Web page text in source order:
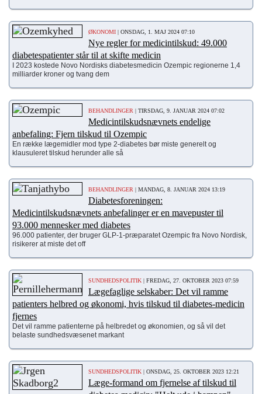
ØKONOMI | ONSDAG, 1. MAJ 2024 07:10
Nye regler for medicintilskud: 49.000
diabetespatienter står til at skifte medicin
I 2023 kostede Novo Nordisks diabetesmedicin Ozempic regionerne 1,4
milliarder kroner og tvang dem
BEHANDLINGER | TIRSDAG, 9. JANUAR 2024 07:02
Medicintilskudsnævnets endelige
anbefaling: Fjern tilskud til Ozempic
En række lægemidler mod type 2-diabetes bør miste generelt og
klausuleret tilskud herunder alle så
BEHANDLINGER | MANDAG, 8. JANUAR 2024 13:19
Diabetesforeningen:
Medicintilskudsnævnets anbefalinger er en mavepuster til
93.000 mennesker med diabetes
96.000 patienter, der bruger GLP-1-præparatet Ozempic fra Novo Nordisk,
risikerer at miste det off
SUNDHEDSPOLITIK | FREDAG, 27. OKTOBER 2023 07:59
Lægefaglige selskaber: Det vil ramme
patienters helbred og økonomi, hvis tilskud til diabetes-medicin
fjernes
Det vil ramme patienterne på helbredet og økonomien, og så vil det
belaste sundhedsvæsenet markant
SUNDHEDSPOLITIK | ONSDAG, 25. OKTOBER 2023 12:21
Læge-formand om fjernelse af tilskud til